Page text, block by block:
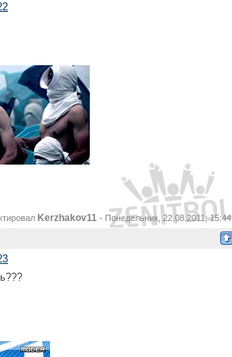
Kerzhakov11 - Понедельник, 22.08.2011, 15:44